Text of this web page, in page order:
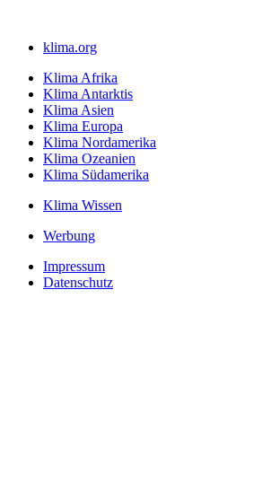
klima.org
Klima Afrika
Klima Antarktis
Klima Asien
Klima Europa
Klima Nordamerika
Klima Ozeanien
Klima Südamerika
Klima Wissen
Werbung
Impressum
Datenschutz